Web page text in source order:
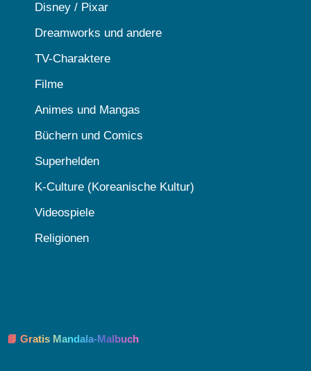
Disney / Pixar
Dreamworks und andere
TV-Charaktere
Filme
Animes und Mangas
Büchern und Comics
Superhelden
K-Culture (Koreanische Kultur)
Videospiele
Religionen
📘 Gratis Mandala-Malbuch